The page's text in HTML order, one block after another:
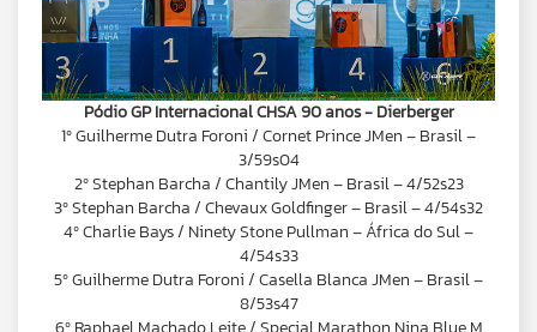
Pódio GP Internacional CHSA 90 anos - Dierberger
1º Guilherme Dutra Foroni / Cornet Prince JMen – Brasil –
3/59s04
2º Stephan Barcha / Chantily JMen – Brasil – 4/52s23
3º Stephan Barcha / Chevaux Goldfinger – Brasil – 4/54s32
4º Charlie Bays / Ninety Stone Pullman – África do Sul –
4/54s33
5º Guilherme Dutra Foroni / Casella Blanca JMen – Brasil –
8/53s47